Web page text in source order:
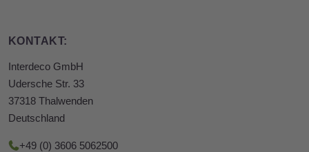
KONTAKT:
Interdeco GmbH
Udersche Str. 33
37318 Thalwenden
Deutschland
+49 (0) 3606 5062500